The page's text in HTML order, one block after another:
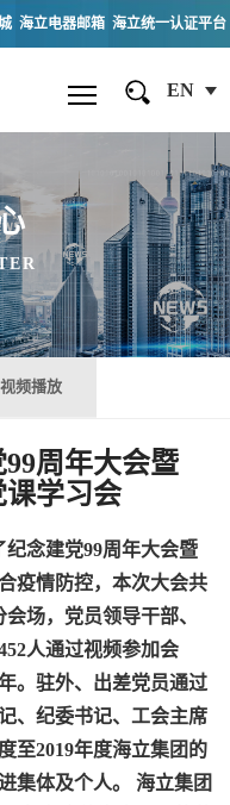
海立电器邮箱 海立统一认证平台
EN
视频播放
周年大会暨
课学习会
念建党99周年大会暨
疫情防控，本次大会共
场，党员领导干部、
人通过视频参加会
。驻外、出差党员通过
、纪委书记、工会主席
至2019年度海立集团的
集体及个人。 海立集团